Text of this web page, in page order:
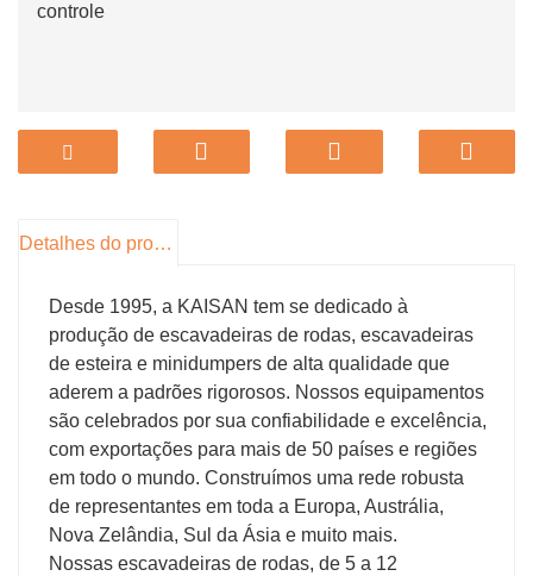
controle
Detalhes do produto
Desde 1995, a KAISAN tem se dedicado à
produção de escavadeiras de rodas, escavadeiras
de esteira e minidumpers de alta qualidade que
aderem a padrões rigorosos. Nossos equipamentos
são celebrados por sua confiabilidade e excelência,
com exportações para mais de 50 países e regiões
em todo o mundo. Construímos uma rede robusta
de representantes em toda a Europa, Austrália,
Nova Zelândia, Sul da Ásia e muito mais.
Nossas escavadeiras de rodas, de 5 a 12